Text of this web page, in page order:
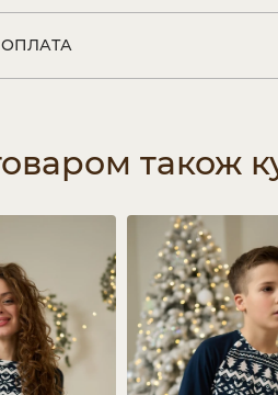
ОПЛАТА
також